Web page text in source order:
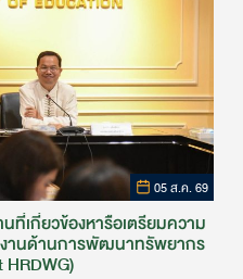
05 ส.ค. 69
ที่เกี่ยวข้องหารือเตรียมความ
านด้านการพัฒนาทรัพยากร